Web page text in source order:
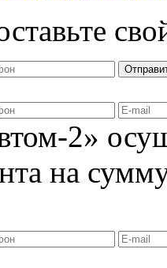
2»
на